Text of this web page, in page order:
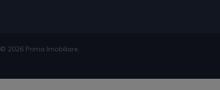
© 2026 Prima Imobiliare.